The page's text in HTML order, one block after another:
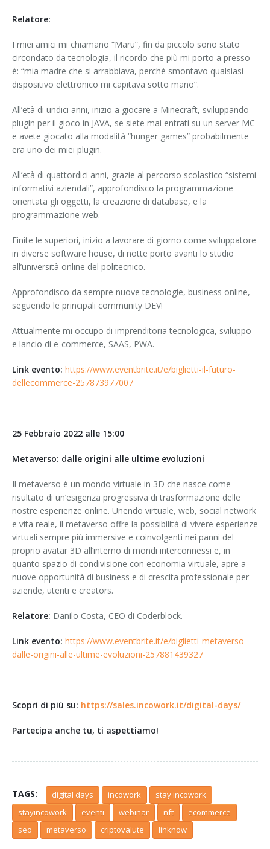
Relatore:
I miei amici mi chiamano “Maru”, fin da piccolo sono stato
circondato da tecnologia, il ricordo che più mi porto a presso
è: “mia madre che si arrabbiava, perché smontavo qualsiasi
dispositivo elettronico mi capitava sotto mano”.
All’età di undici anni, inizio a giocare a Minecraft, sviluppando
plugin per il gioco in JAVA, se siete mai entrati su un server MC
e avete giocato alla modalità “hunger games” probabilmente
era uno dei miei plugin.
All’età di quattordici anni, grazie al percorso scolastico “sistemi
informativi aziendali”, approfondisco la programmazione
orientata gli oggetti, la creazione di database, e la
programmazione web.
Finite le superiori, inizio a lavorare di giorno come sviluppatore
in diverse software house, di notte porto avanti lo studio
all’università online del politecnico.
Approfondisco da sempre nuove tecnologie, business online,
seguendo le principali community DEV!
Attualmente mi occupo di imprenditoria tecnologica, sviluppo
e lancio di e-commerce, SAAS, PWA.
Link evento: https://www.eventbrite.it/e/biglietti-il-futuro-
dellecommerce-257873977007
25 Febbraio 2022 alle 15:00
Metaverso: dalle origini alle ultime evoluzioni
Il metaverso è un mondo virtuale in 3D che nasce come
risultato di un’esigenza progressiva di trasformazione delle
nostre esperienze online. Unendo virtuale, web, social network
e vita reale, il metaverso offre la possibilità di vivere esperienze
virtuali sempre più immersive e coinvolgenti nei panni del
proprio avatar 3D all’interno di mondi interconnessi e, in
quanto spazio di condivisione con economia virtuale, apre a
nuove opportunità di business e di crescita professionale per
aziende, utenti e creators.
Relatore: Danilo Costa, CEO di Coderblock.
Link evento: https://www.eventbrite.it/e/biglietti-metaverso-
dalle-origini-alle-ultime-evoluzioni-257881439327
Scopri di più su: https://sales.incowork.it/digital-days/
Partecipa anche tu, ti aspettiamo!
TAGS: digital days incowork
stay incowork
stayincowork
eventi webinar nft
ecommerce
seo
metaverso criptovalute linknow